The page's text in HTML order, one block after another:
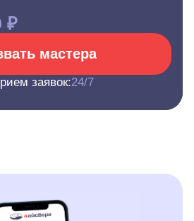
₽
мастера
заявок:24/7